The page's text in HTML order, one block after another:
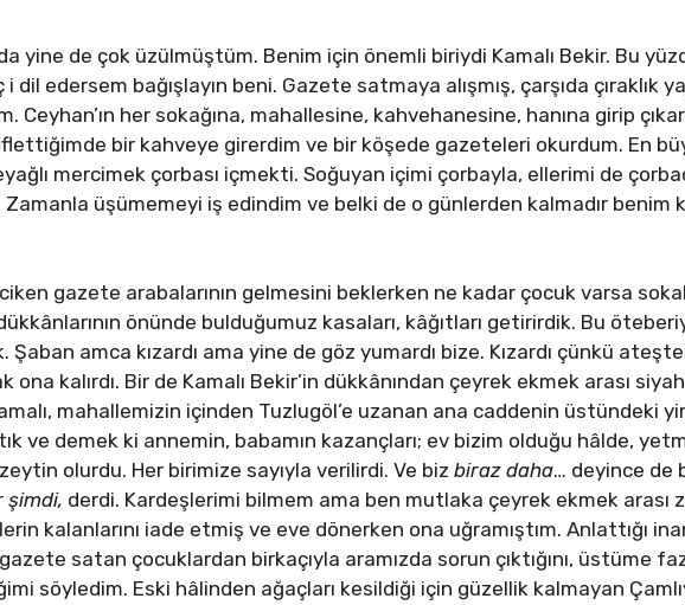
yine de çok üzülmüştüm. Benim için önemli biriydi Kamalı Bekir. Bu
dil edersem bağışlayın beni. Gazete satmaya alışmış, çarşıda çıraklık
her sokağına, mahallesine, kahvehanesine, hanına girip
bir kahveye girerdim ve bir köşede gazeteleri okurdum. En
mercimek çorbası içmekti. Soğuyan içimi çorbayla, ellerimi de
Zamanla üşümemeyi iş edindim ve belki de o günlerden kalmadır benim
gazete arabalarının gelmesini beklerken ne kadar çocuk varsa
dükkânlarının önünde bulduğumuz kasaları, kâğıtları getirirdik. Bu
Şaban amca kızardı ama yine de göz yumardı bize. Kızardı çünkü
ona kalırdı. Bir de Kamalı Bekir’in dükkânından çeyrek ekmek arası
mahallemizin içinden Tuzlugöl’e uzanan ana caddenin üstündeki
ve demek ki annemin, babamın kazançları; ev bizim olduğu hâlde,
olurdu. Her birimize sayıyla verilirdi. Ve bizbiraz daha… deyince de
şimdi, derdi. Kardeşlerimi bilmem ama ben mutlaka çeyrek ekmek arası
kalanlarını iade etmiş ve eve dönerken ona uğramıştım. Anlattığı
satan çocuklardan birkaçıyla aramızda sorun çıktığını, üstüme
söyledim. Eski hâlinden ağaçları kesildiği için güzellik kalmayan